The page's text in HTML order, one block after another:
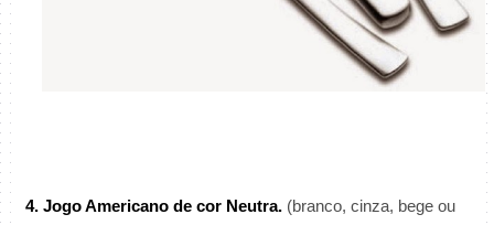
4. Jogo Americano de cor Neutra. (branco, cinza, bege ou